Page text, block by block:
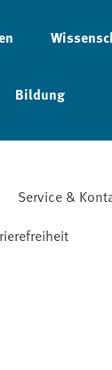
Bildung
Service &